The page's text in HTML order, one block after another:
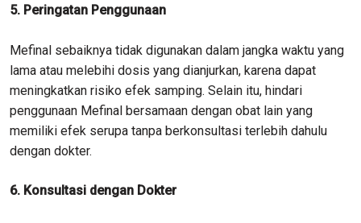
5. Peringatan Penggunaan
Mefinal sebaiknya tidak digunakan dalam jangka waktu yang
lama atau melebihi dosis yang dianjurkan, karena dapat
meningkatkan risiko efek samping. Selain itu, hindari
penggunaan Mefinal bersamaan dengan obat lain yang
memiliki efek serupa tanpa berkonsultasi terlebih dahulu
dengan dokter.
6. Konsultasi dengan Dokter